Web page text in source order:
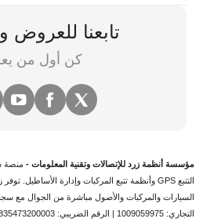
تابعنا للعروض
كن أول من
مؤسسة أنظمة زرد للإتصالات وتقنية المعلومات - منصة
التتبع
تتبع المركبات وإدارة الأساطيل. توفر
السيارات والمركبات والأصول مباشرة من الجوال مع